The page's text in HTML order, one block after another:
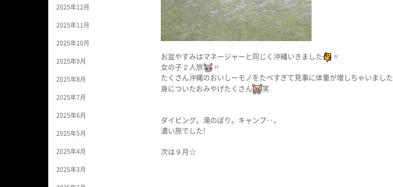
2025年12月
2025年11月
2025年10月
2025年9月
2025年8月
2025年7月
2025年6月
2025年5月
2025年4月
2025年3月
お盆やすみはマネージャーと同じく沖縄いきました
〃
女の子２人旅
〃
たくさん沖縄のおいしーモノをたべすぎて見事に体重が増しちゃいました
身についたおみやげたくさん
笑
ダイビング。滝のぼり。キャンプ‥。
濃い旅でした!
次は９月☆